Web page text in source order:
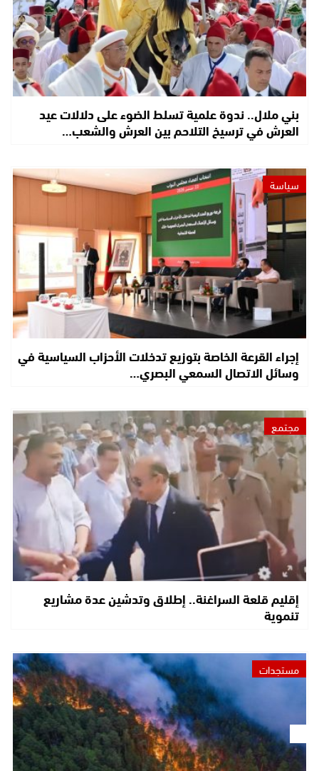
بني ملال.. ندوة علمية تسلط الضوء على دلالات عيد
العرش في ترسيخ التلاحم بين العرش والشعب…
سياسة
إجراء القرعة الخاصة بتوزيع تدخلات الأحزاب السياسية في
وسائل الاتصال السمعي البصري…
مجتمع
إقليم قلعة السراغنة.. إطلاق وتدشين عدة مشاريع
تنموية
مستجدات